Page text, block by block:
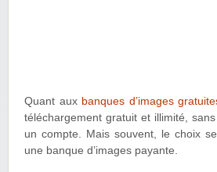
Quant aux banques d’images
téléchargement gratuit et illimité,
un compte. Mais souvent, le choix
une banque d’images payante.